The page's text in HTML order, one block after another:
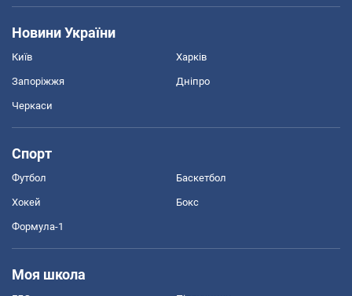
Новини України
Київ Харків
Запоріжжя Дніпро
Черкаси
Спорт
Футбол Баскетбол
Хокей Бокс
Формула-1
Моя школа